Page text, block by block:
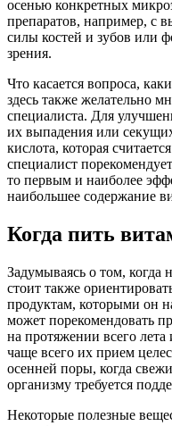
осенью конкретных
препаратов, например, с
силы костей и зубов или
зрения.
Что касается вопроса,
здесь также желательно
специалиста. Для
их выпадения или
кислота, которая
специалист
то первым и наиболее
наибольшее содержание
Когда пить
Задумываясь о том, когда
стоит также
продуктам, которыми он
может порекомендовать
на протяжении всего
чаще всего их прием
осенней поры, когда
организму требуется
Некоторые полезные